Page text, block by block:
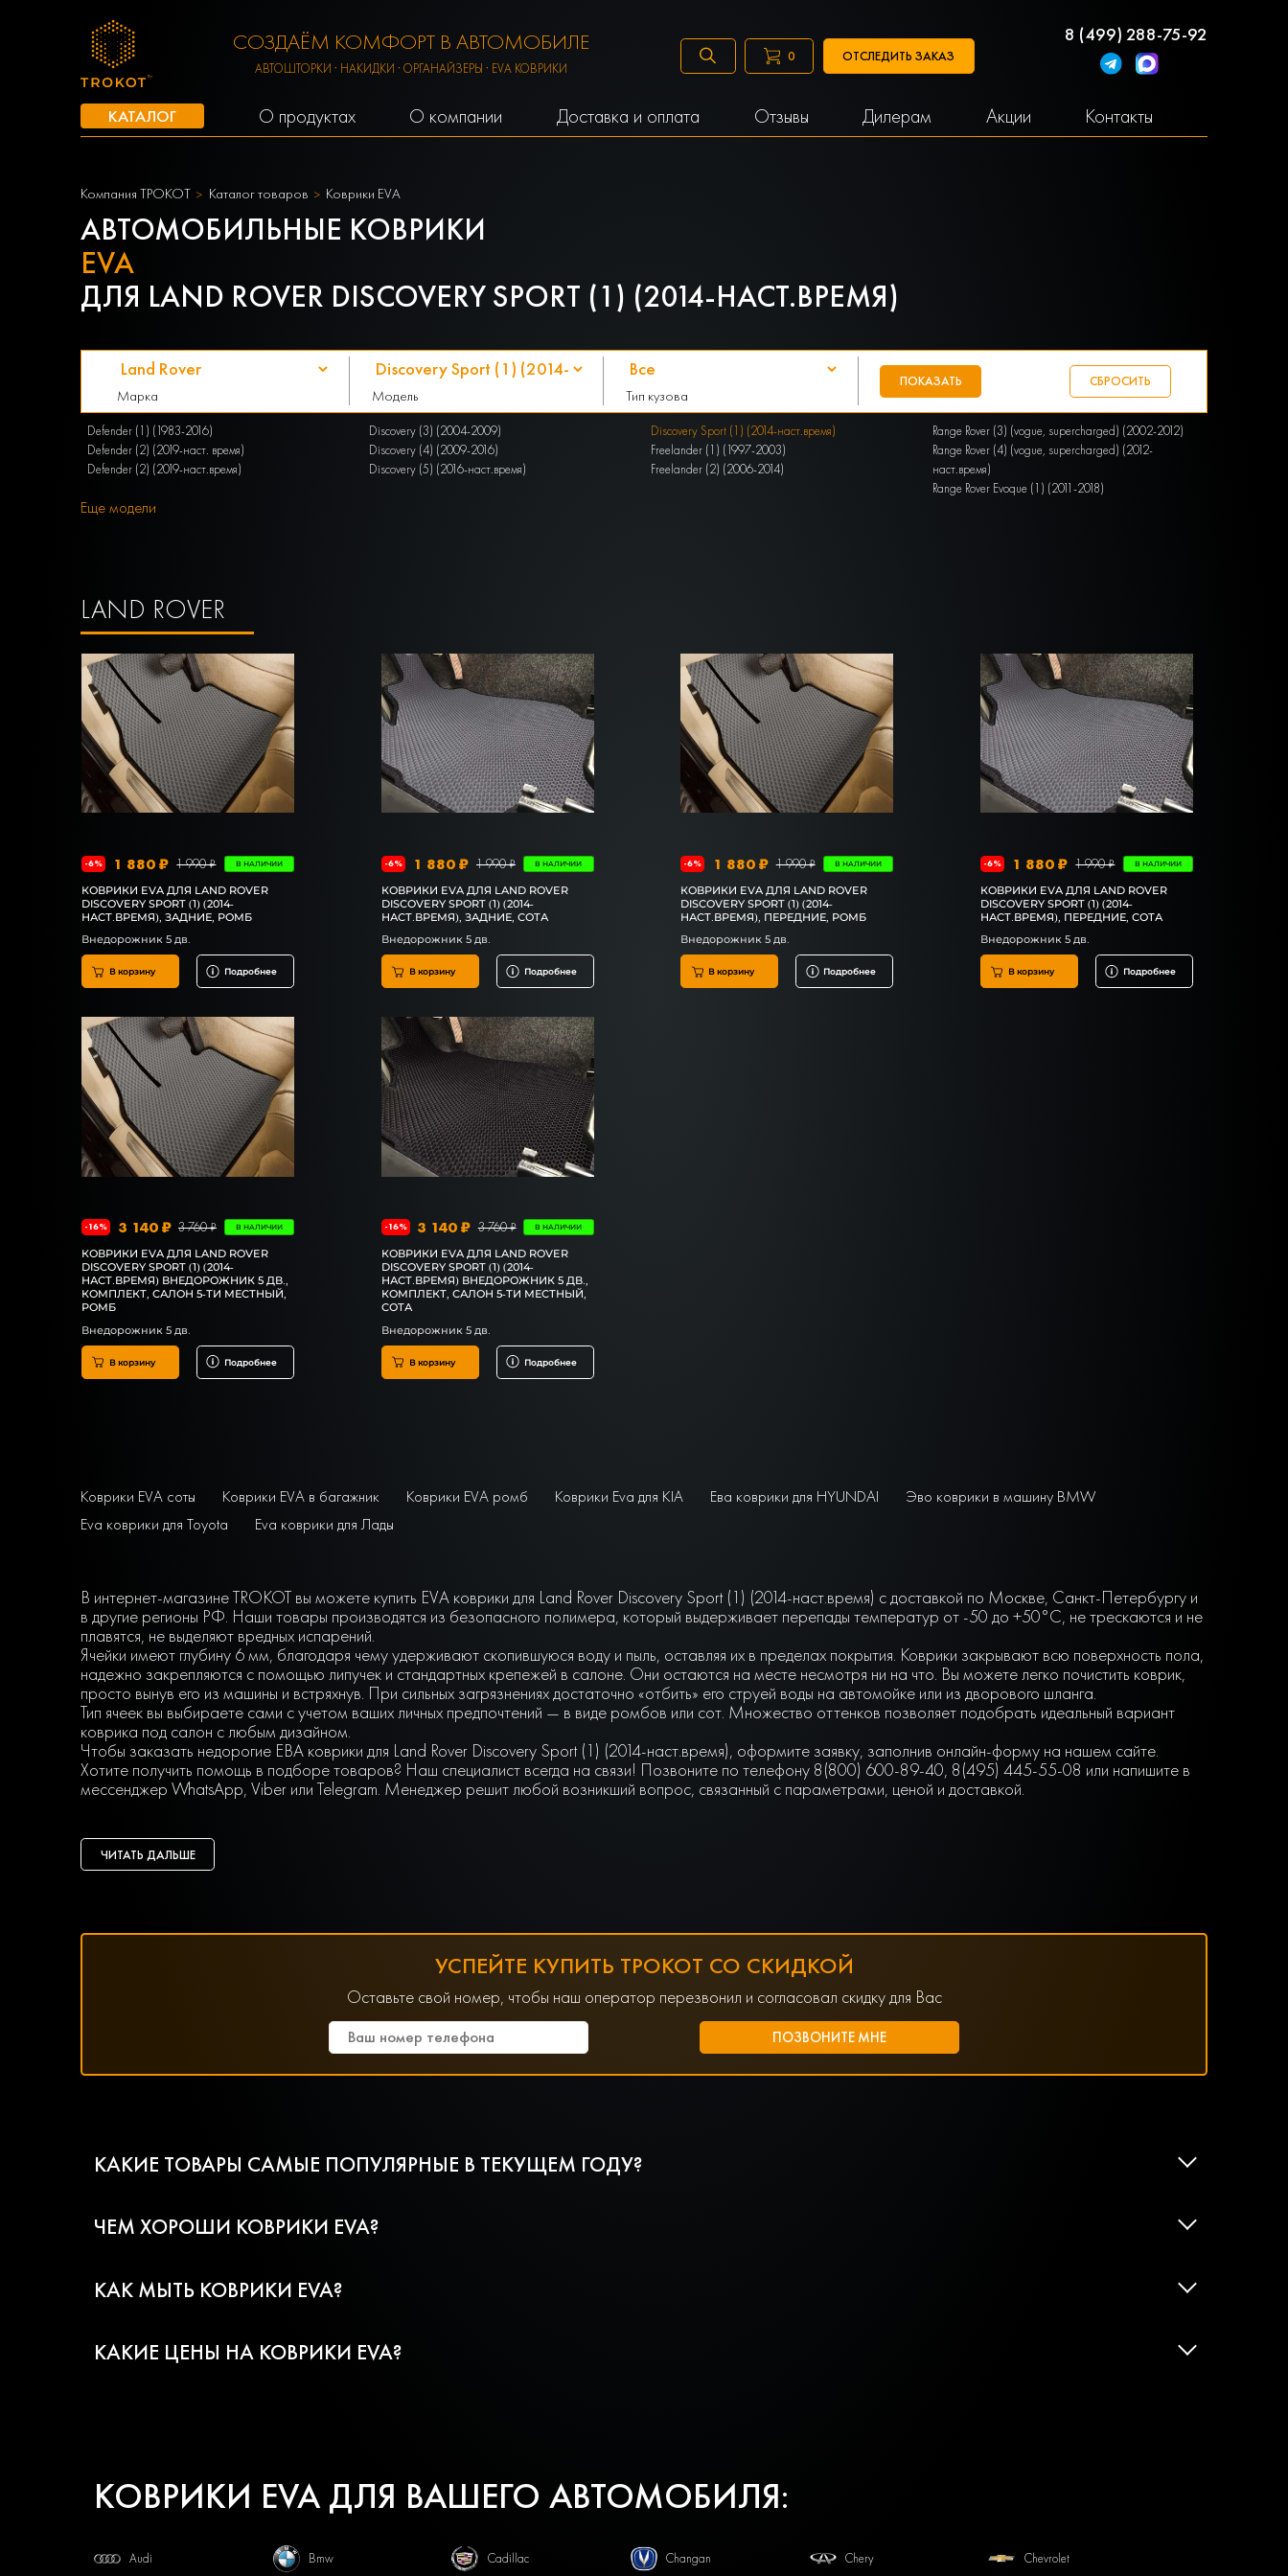
СОЗДАЁМ КОМФОРТ В АВТОМОБИЛЕ
АВТОШТОРКИ · НАКИДКИ · ОРГАНАЙЗЕРЫ · EVA КОВРИКИ
0 ОТСЛЕДИТЬ ЗАКАЗ
8 (499) 288-75-92
КАТАЛОГ О продуктах О компании Доставка и оплата Отзывы Дилерам Акции Контакты
Компания ТРОКОТ Каталог товаров Коврики EVA
АВТОМОБИЛЬНЫЕ КОВРИКИ
EVA
ДЛЯ LAND ROVER DISCOVERY SPORT (1) (2014-НАСТ.ВРЕМЯ)
Марка Модель Тип кузова
Defender (1) (1983-2016)
Defender (2) (2019-наст. время)
Defender (2) (2019-наст.время)
Discovery (3) (2004-2009)
Discovery (4) (2009-2016)
Discovery (5) (2016-наст.время)
Discovery Sport (1) (2014-наст.время)
Freelander (1) (1997-2003)
Freelander (2) (2006-2014)
Range Rover (3) (vogue, supercharged) (2002-2012)
Range Rover (4) (vogue, supercharged) (2012-
наст.время)
Range Rover Evoque (1) (2011-2018)
Еще модели
LAND ROVER
-6% 1 880 ₽ 1 990 ₽ В НАЛИЧИИ
КОВРИКИ EVA ДЛЯ LAND ROVER
DISCOVERY SPORT (1) (2014-
НАСТ.ВРЕМЯ), ЗАДНИЕ, РОМБ
Внедорожник 5 дв.
В корзину Подробнее
-6% 1 880 ₽ 1 990 ₽ В НАЛИЧИИ
КОВРИКИ EVA ДЛЯ LAND ROVER
DISCOVERY SPORT (1) (2014-
НАСТ.ВРЕМЯ), ЗАДНИЕ, СОТА
Внедорожник 5 дв.
В корзину Подробнее
-6% 1 880 ₽ 1 990 ₽ В НАЛИЧИИ
КОВРИКИ EVA ДЛЯ LAND ROVER
DISCOVERY SPORT (1) (2014-
НАСТ.ВРЕМЯ), ПЕРЕДНИЕ, РОМБ
Внедорожник 5 дв.
В корзину Подробнее
-6% 1 880 ₽ 1 990 ₽ В НАЛИЧИИ
КОВРИКИ EVA ДЛЯ LAND ROVER
DISCOVERY SPORT (1) (2014-
НАСТ.ВРЕМЯ), ПЕРЕДНИЕ, СОТА
Внедорожник 5 дв.
В корзину Подробнее
-16% 3 140 ₽ 3 760 ₽ В НАЛИЧИИ
КОВРИКИ EVA ДЛЯ LAND ROVER
DISCOVERY SPORT (1) (2014-
НАСТ.ВРЕМЯ) ВНЕДОРОЖНИК 5 ДВ.,
КОМПЛЕКТ, САЛОН 5-ТИ МЕСТНЫЙ,
РОМБ
Внедорожник 5 дв.
В корзину Подробнее
-16% 3 140 ₽ 3 760 ₽ В НАЛИЧИИ
КОВРИКИ EVA ДЛЯ LAND ROVER
DISCOVERY SPORT (1) (2014-
НАСТ.ВРЕМЯ) ВНЕДОРОЖНИК 5 ДВ.,
КОМПЛЕКТ, САЛОН 5-ТИ МЕСТНЫЙ,
СОТА
Внедорожник 5 дв.
В корзину Подробнее
Коврики EVA соты Коврики EVA в багажник Коврики EVA ромб Коврики Eva для KIA Ева коврики для HYUNDAI
Эво коврики в машину BMW
Eva коврики для Toyota
Eva коврики для Лады
В интернет-магазине TROKOT вы можете купить EVA коврики для Land Rover Discovery Sport (1) (2014-наст.время) с доставкой по Москве, Санкт-Петербургу и
в другие регионы РФ. Наши товары производятся из безопасного полимера, который выдерживает перепады температур от -50 до +50°С, не трескаются и не
плавятся, не выделяют вредных испарений.
Ячейки имеют глубину 6 мм, благодаря чему удерживают скопившуюся воду и пыль, оставляя их в пределах покрытия. Коврики закрывают всю поверхность пола,
надежно закрепляются с помощью липучек и стандартных крепежей в салоне. Они остаются на месте несмотря ни на что. Вы можете легко почистить коврик,
просто вынув его из машины и встряхнув. При сильных загрязнениях достаточно «отбить» его струей воды на автомойке или из дворового шланга.
Тип ячеек вы выбираете сами с учетом ваших личных предпочтений — в виде ромбов или сот. Множество оттенков позволяет подобрать идеальный вариант
коврика под салон с любым дизайном.
Чтобы заказать недорогие ЕВА коврики для Land Rover Discovery Sport (1) (2014-наст.время), оформите заявку, заполнив онлайн-форму на нашем сайте.
Хотите получить помощь в подборе товаров? Наш специалист всегда на связи! Позвоните по телефону 8(800) 600-89-40, 8(495) 445-55-08 или напишите в
мессенджер WhatsApp, Viber или Telegram. Менеджер решит любой возникший вопрос, связанный с параметрами, ценой и доставкой.
ЧИТАТЬ ДАЛЬШЕ
УСПЕЙТЕ КУПИТЬ ТРОКОТ СО СКИДКОЙ
Оставьте свой номер, чтобы наш оператор перезвонил и согласовал скидку для Вас
КАКИЕ ТОВАРЫ САМЫЕ ПОПУЛЯРНЫЕ В ТЕКУЩЕМ ГОДУ?
ЧЕМ ХОРОШИ КОВРИКИ EVA?
КАК МЫТЬ КОВРИКИ EVA?
КАКИЕ ЦЕНЫ НА КОВРИКИ EVA?
КОВРИКИ EVA ДЛЯ ВАШЕГО АВТОМОБИЛЯ:
Audi Bmw Cadillac Changan Chery Chevrolet